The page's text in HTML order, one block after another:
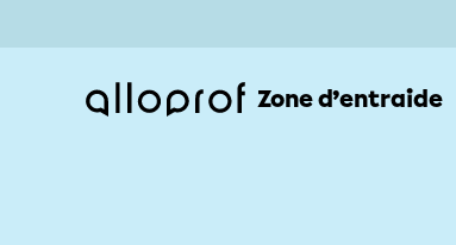
Zone d’entraide